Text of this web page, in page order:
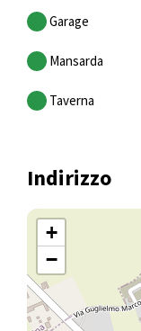
Garage
Mansarda
Taverna
Indirizzo
+
−